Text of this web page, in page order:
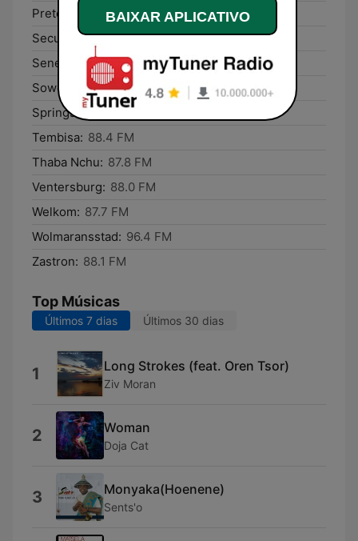
Pretoria:
88.4 FM
Secunda: 88.2 FM
Senekal:
88.0 FM
Soweto:
88.4 FM
Springs: 88.35 FM
Tembisa: 88.4 FM
Thaba Nchu: 87.8 FM
Ventersburg: 88.0 FM
Welkom: 87.7 FM
Wolmaransstad: 96.4 FM
Zastron: 88.1 FM
Top Músicas
Últimos 7 dias Últimos 30 dias
1 Long Strokes (feat. Oren Tsor)
Ziv Moran
2 Woman
Doja Cat
3 Monyaka(Hoenene)
Sents'o
BAIXAR APLICATIVO